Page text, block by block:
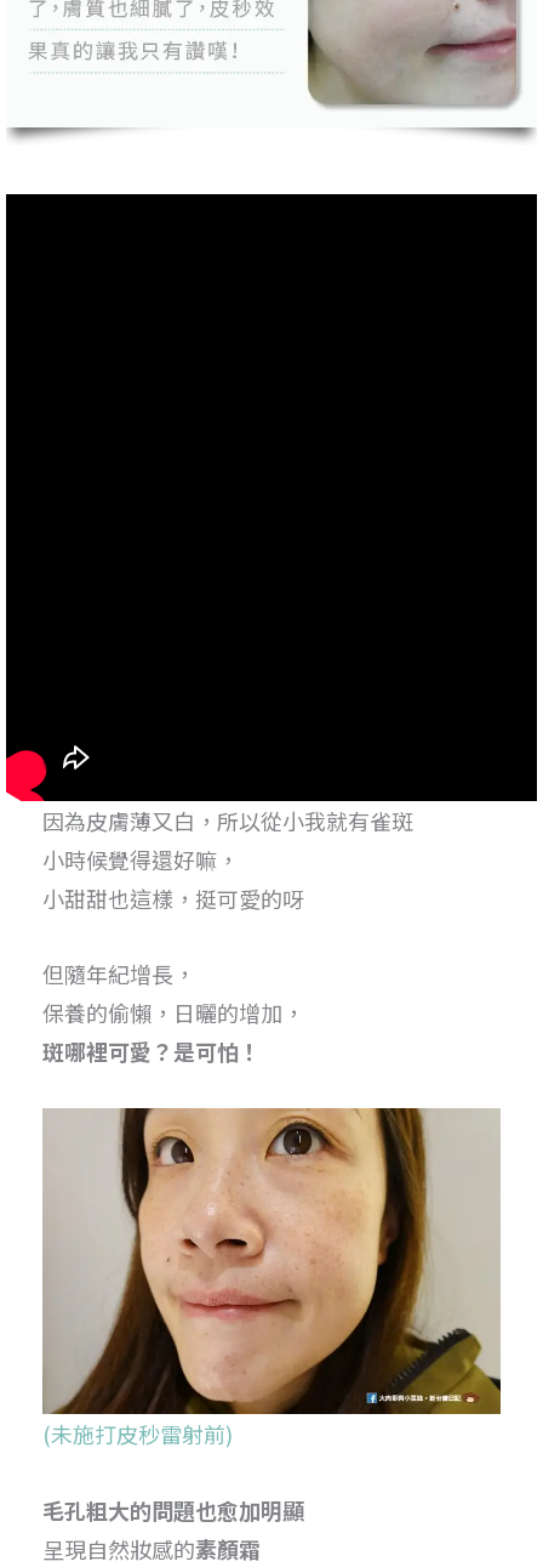
因為皮膚薄又白，所以從小我就有雀斑
小時候覺得還好嘛，
小甜甜也這樣，挺可愛的呀
但隨年紀增長，
保養的偷懶，日曬的增加，
斑哪裡可愛？是可怕！
(未施打皮秒雷射前)
毛孔粗大的問題也愈加明顯
呈現自然妝感的素顏霜